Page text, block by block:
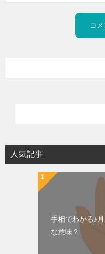
人気記事
手相でわかる♪
な意味？